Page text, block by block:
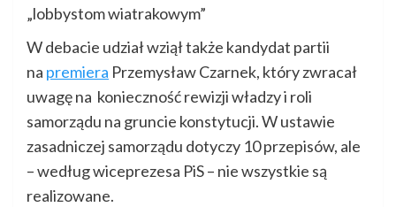
„lobbystom wiatrakowym”
W debacie udział wziął także kandydat partii
na premiera Przemysław Czarnek, który zwracał
uwagę na konieczność rewizji władzy i roli
samorządu na gruncie konstytucji. W ustawie
zasadniczej samorządu dotyczy 10 przepisów, ale
– według wiceprezesa PiS – nie wszystkie są
realizowane.